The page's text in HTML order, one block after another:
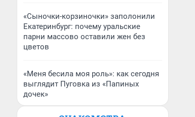
«Сыночки-корзиночки» заполонили
Екатеринбург: почему уральские
парни массово оставили жен без
цветов
«Меня бесила моя роль»: как сегодня
выглядит Пуговка из «Папиных
дочек»